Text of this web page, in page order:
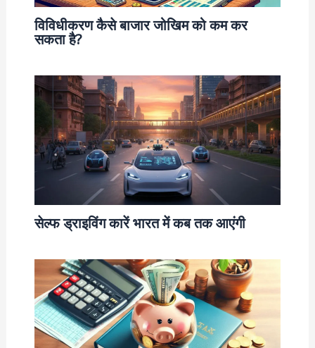
विविधीकरण कैसे बाजार जोखिम को कम कर
सकता है?
सेल्फ ड्राइविंग कारें भारत में कब तक आएंगी